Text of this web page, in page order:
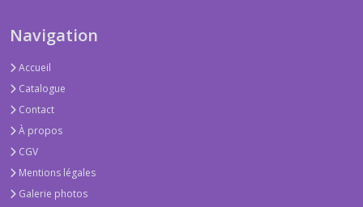
Navigation
Accueil
Catalogue
Contact
À propos
CGV
Mentions légales
Galerie photos